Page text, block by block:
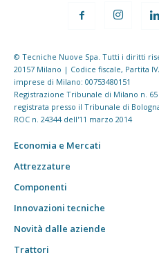
© Tecniche Nuove Spa. Tutti i diritti
20157 Milano | Codice fiscale, Partita
imprese di Milano: 00753480151
Registrazione Tribunale di Milano n.
registrata presso il Tribunale di
ROC n. 24344 dell'11 marzo 2014
Economia e Mercati
Attrezzature
Componenti
Innovazioni tecniche
Novità dalle aziende
Trattori